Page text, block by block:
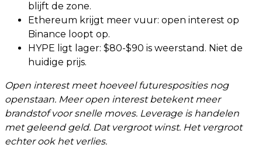
blijft de zone.
Ethereum krijgt meer vuur: open interest op
Binance loopt op.
HYPE ligt lager: $80-$90 is weerstand. Niet de
huidige prijs.
Open interest meet hoeveel futuresposities nog
openstaan. Meer open interest betekent meer
brandstof voor snelle moves. Leverage is handelen
met geleend geld. Dat vergroot winst. Het vergroot
echter ook het verlies.